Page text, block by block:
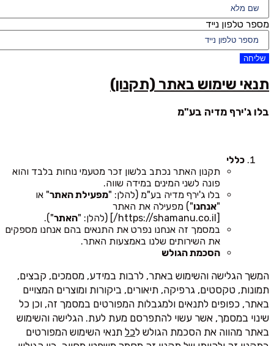
מספר טלפון נייד
שליחה
תנאי שימוש באתר (תקנון)
בלו ג'ירף מדיה בע"מ
כללי
תקנון האתר נכתב בלשון זכר מטעמי נוחות בלבד והוא
פונה לשני המינים במידה שווה.
בלו ג'ירף מדיה בע"מ (להלן: "מפעילת האתר" או
"אנחנו") מפעילה את האתר
[https://shamanu.co.il/] (להלן: "
האתר").
במסמך זה אנחנו נפרט את התנאים בהם אנחנו מספקים
את השירותים שלנו באמצעות האתר.
הסכמת הגולש
המשך הגלישה והשימוש באתר, לרבות במידע, מסמכים, קבצים,
תמונות, טקסטים, גרפיקה, תיאורים, ביקורות ומוצרים המצויים
באתר, כפופים לתנאים ולמגבלות המפורטים במסמך זה, וכן כל
שינוי במסמך, אשר עשוי להתפרסם מעת לעת. הגלישה והשימוש
באתר מהווה את הסכמת הגולש לכל תנאי השימוש המפורטים